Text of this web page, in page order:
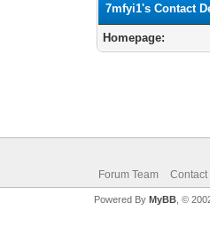
7mfyi1's Contact
Homepage:
Forum Team Contact
Powered By MyBB, ©